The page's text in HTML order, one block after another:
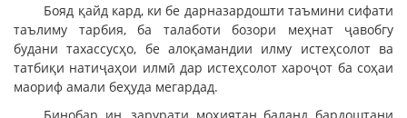
Бояд қайд кард, ки бе дарназардошти таъмини сифати
таълиму тарбия, ба талаботи бозори меҳнат ҷавобгу
будани тахассусҳо, бе алоқамандии илму истеҳсолот ва
татбиқи натиҷаҳои илмӣ дар истеҳсолот хароҷот ба соҳаи
маориф амали беҳуда мегардад.